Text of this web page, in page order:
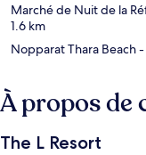
Marché de Nuit de la
1.6 km
Nopparat Thara Beach-
À propos de
The L Resort